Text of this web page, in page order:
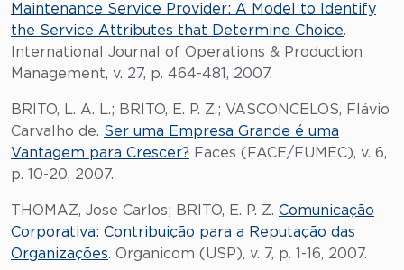
Maintenance Service Provider: A Model to Identify
the Service Attributes that Determine Choice.
International Journal of Operations & Production
Management, v. 27, p. 464-481, 2007.
BRITO, L. A. L.; BRITO, E. P. Z.; VASCONCELOS, Flávio
Carvalho de. Ser uma Empresa Grande é uma
Vantagem para Crescer? Faces (FACE/FUMEC), v. 6,
p. 10-20, 2007.
THOMAZ, Jose Carlos; BRITO, E. P. Z. Comunicação
Corporativa: Contribuição para a Reputação das
Organizações. Organicom (USP), v. 7, p. 1-16, 2007.